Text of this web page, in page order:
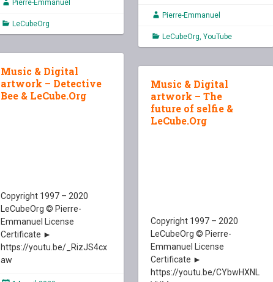
Pierre-Emmanuel
LeCubeOrg
Pierre-Emmanuel
LeCubeOrg, YouTube
Music & Digital
artwork – Detective
Bee & LeCube.Org
Copyright 1997 – 2020
LeCubeOrg © Pierre-
Emmanuel License
Certificate ►
https://youtu.be/_RizJS4cx
aw
Music & Digital
artwork – The
future of selfie &
LeCube.Org
Copyright 1997 – 2020
LeCubeOrg © Pierre-
Emmanuel License
Certificate ►
https://youtu.be/CYbwHXNL